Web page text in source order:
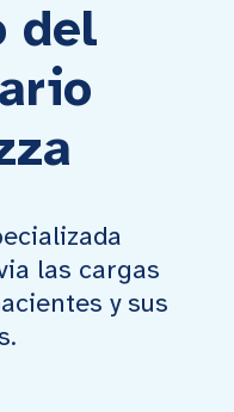
del
las cargas
y sus